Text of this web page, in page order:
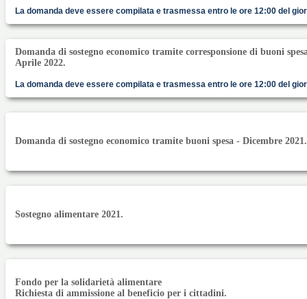
La domanda deve essere compilata e trasmessa entro le ore 12:00 del
Domanda di sostegno economico tramite corresponsione di buoni
Aprile 2022.
La domanda deve essere compilata e trasmessa entro le ore 12:00 del
Domanda di sostegno economico tramite buoni spesa - Dicembre 2021.
Sostegno alimentare 2021.
Fondo per la solidarietà alimentare
Richiesta di ammissione al beneficio per i cittadini.